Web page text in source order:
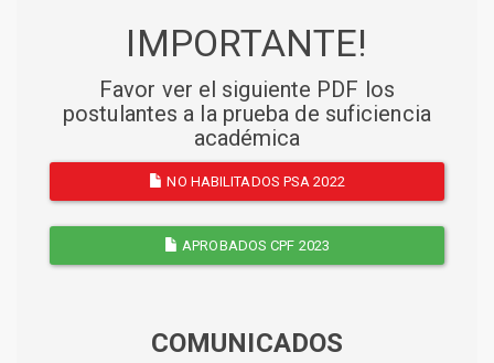
IMPORTANTE!
Favor ver el siguiente PDF los
postulantes a la prueba de suficiencia
académica
NO HABILITADOS PSA 2022
APROBADOS CPF 2023
COMUNICADOS